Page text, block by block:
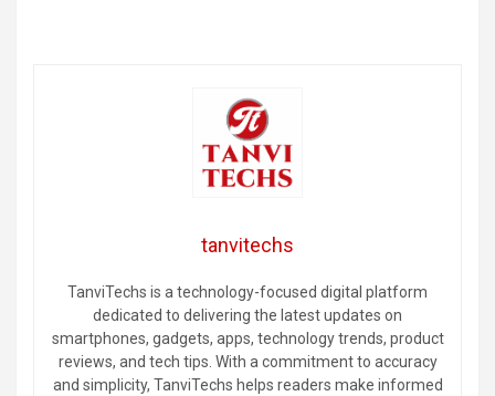
tanvitechs
TanviTechs is a technology-focused digital platform
dedicated to delivering the latest updates on
smartphones, gadgets, apps, technology trends, product
reviews, and tech tips. With a commitment to accuracy
and simplicity, TanviTechs helps readers make informed